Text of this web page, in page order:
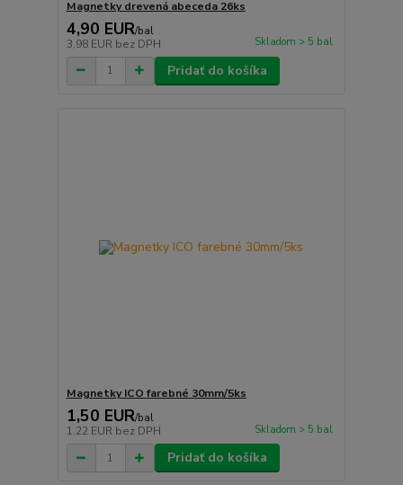
Magnetky drevená abeceda 26ks
4,90 EUR/bal
3,98 EUR bez DPH Skladom > 5 bal
Pridať do košíka
Magnetky ICO farebné 30mm/5ks
1,50 EUR/bal
1,22 EUR bez DPH Skladom > 5 bal
Pridať do košíka